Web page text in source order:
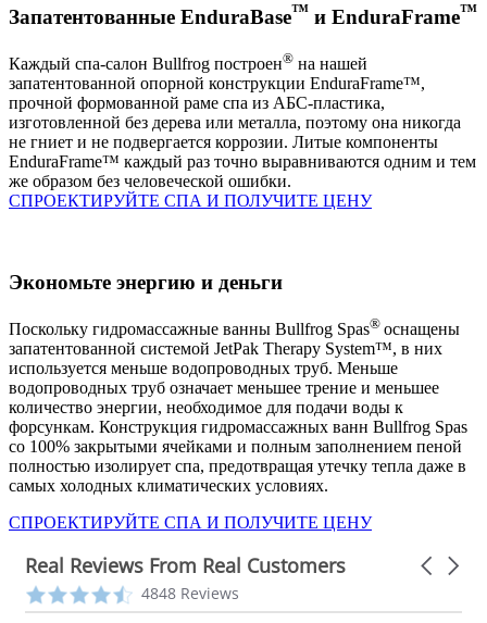
Запатентованные EnduraBase™ и EnduraFrame™
Каждый спа-салон Bullfrog построен® на нашей
запатентованной опорной конструкции EnduraFrame™,
прочной формованной раме спа из АБС-пластика,
изготовленной без дерева или металла, поэтому она никогда
не гниет и не подвергается коррозии. Литые компоненты
EnduraFrame™ каждый раз точно выравниваются одним и тем
же образом без человеческой ошибки.
СПРОЕКТИРУЙТЕ СПА И ПОЛУЧИТЕ ЦЕНУ
Экономьте энергию и деньги
Поскольку гидромассажные ванны Bullfrog Spas® оснащены
запатентованной системой JetPak Therapy System™, в них
используется меньше водопроводных труб. Меньше
водопроводных труб означает меньшее трение и меньшее
количество энергии, необходимое для подачи воды к
форсункам. Конструкция гидромассажных ванн Bullfrog Spas
со 100% закрытыми ячейками и полным заполнением пеной
полностью изолирует спа, предотвращая утечку тепла даже в
самых холодных климатических условиях.
СПРОЕКТИРУЙТЕ СПА И ПОЛУЧИТЕ ЦЕНУ
Real Reviews From Real Customers
Reviews
carousel
Carousel
4.3
star
4848 Reviews